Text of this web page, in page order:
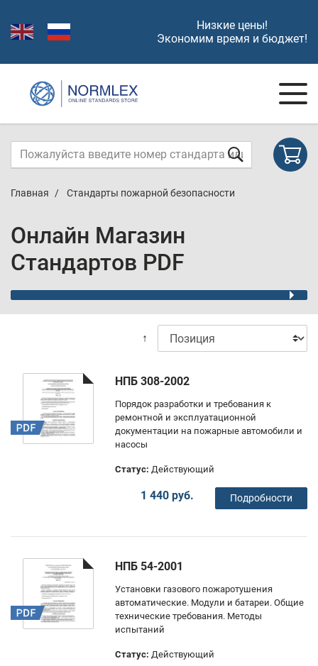
Низкие цены!
Экономим время и бюджет!
Главная Стандарты пожарной безопасности
Онлайн Магазин
Стандартов PDF
↑
НПБ 308-2002
Порядок разработки и требования к
ремонтной и эксплуатационной
документации на пожарные автомобили и
насосы
Статус: Действующий
1 440 руб. Подробности
НПБ 54-2001
Установки газового пожаротушения
автоматические. Модули и батареи. Общие
технические требования. Методы
испытаний
Статус: Действующий